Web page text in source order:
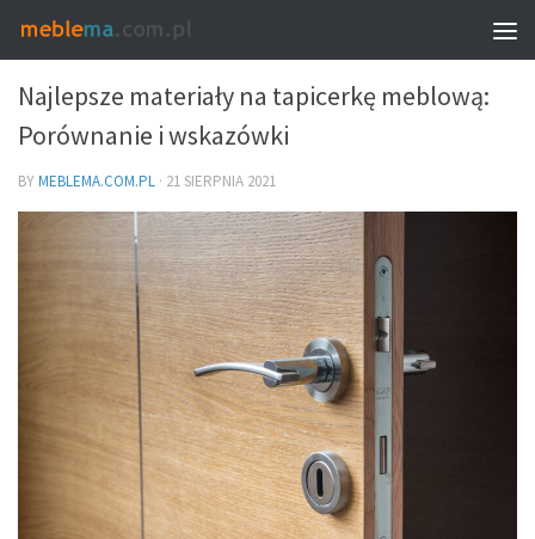
MEBLE I WNĘTRZA
Najlepsze materiały na tapicerkę meblową:
Porównanie i wskazówki
BYMEBLEMA.COM.PL · 21 SIERPNIA 2021